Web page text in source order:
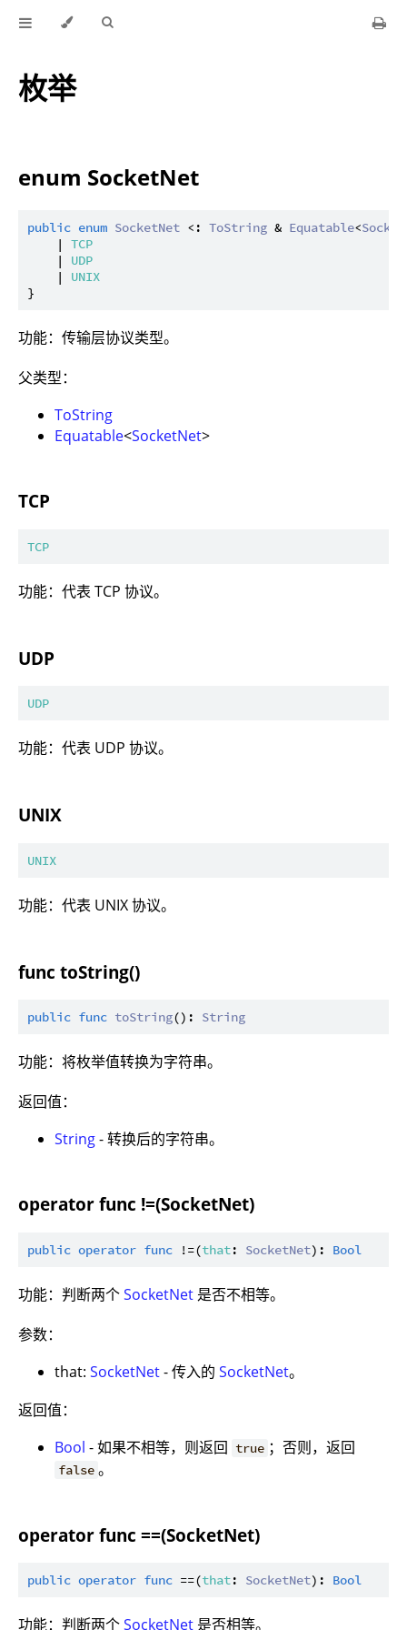
枚举
enum SocketNet
public enum SocketNet <: ToString & Equatable<
    |
TCP
    |
UDP
    |
UNIX
功能：传输层协议类型。
父类型：
ToString
Equatable<SocketNet>
TCP
TCP
功能：代表 TCP 协议。
UDP
UDP
功能：代表 UDP 协议。
UNIX
UNIX
功能：代表 UNIX 协议。
func toString()
public func toString(): String
功能：将枚举值转换为字符串。
返回值：
String- 转换后的字符串。
operator func !=(SocketNet)
public operator func !=(that: SocketNet): Bool
功能：判断两个SocketNet 是否不相等。
参数：
that: SocketNet- 传入的 SocketNet。
返回值：
Bool - 如果不相等，则返回 true ；否则，返回
false 。
operator func ==(SocketNet)
public operator func ==(that: SocketNet): Bool
功能：判断两个SocketNet 是否相等。